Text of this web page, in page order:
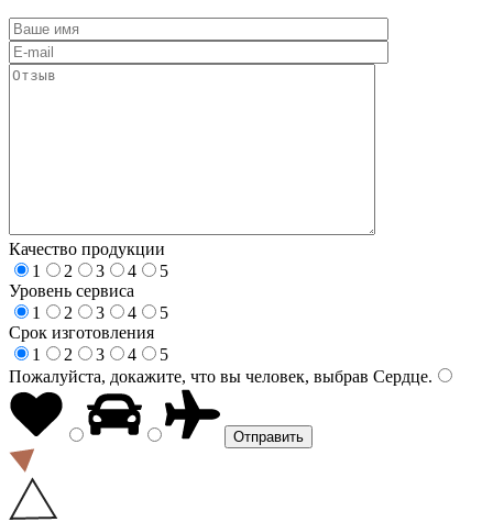
Качество продукции
1
2 3 4
5
Уровень сервиса
1
2 3 4
5
Срок изготовления
1
2 3 4
5
Пожалуйста, докажите, что вы человек, выбрав Сердце.